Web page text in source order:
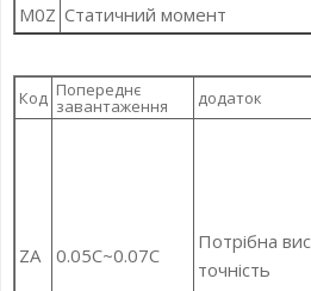
M0Z Статичний момент
Код Попереднє
завантаження додаток
ZА 0.05C~0.07C
Потрібна
точність